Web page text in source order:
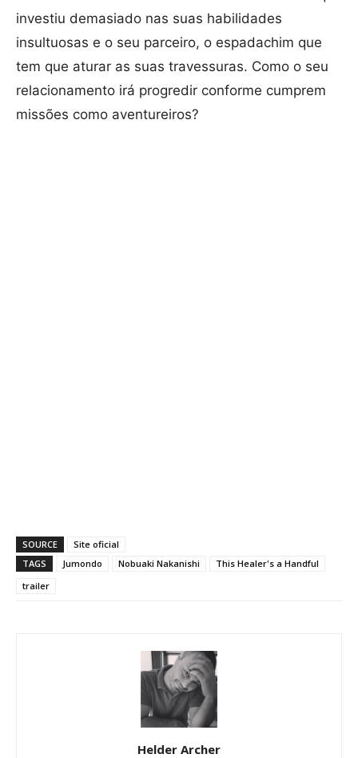
investiu demasiado nas suas habilidades
insultuosas e o seu parceiro, o espadachim que
tem que aturar as suas travessuras. Como o seu
relacionamento irá progredir conforme cumprem
missões como aventureiros?
SOURCE
Site oficial
TAGS
Jumondo Nobuaki Nakanishi
This Healer's a Handful
trailer
Helder Archer